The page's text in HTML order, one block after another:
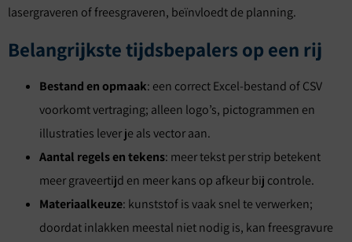
lasergraveren of freesgraveren, beïnvloedt de planning.
Belangrijkste tijdsbepalers op een rij
Bestand en opmaak: een correct Excel-bestand of CSV
voorkomt vertraging; alleen logo’s, pictogrammen en
illustraties lever je als vector aan.
Aantal regels en tekens: meer tekst per strip betekent
meer graveertijd en meer kans op afkeur bij controle.
Materiaalkeuze: kunststof is vaak snel te verwerken;
doordat inlakken meestal niet nodig is, kan freesgravure